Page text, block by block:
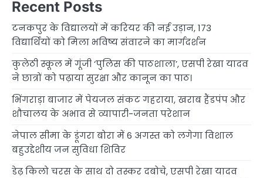
Recent Posts
टनकपुर के विद्यालयों में करियर की नई उड़ान, 173
विद्यार्थियों को मिला भविष्य संवारने का मार्गदर्शन
कुलेठी स्कूल में गूंजी ‘पुलिस की पाठशाला’, एसपी रेखा यादव
ने छात्रों को पढ़ाया सुरक्षा और कानून का पाठ।
भिंगराड़ा बाजार में पेयजल संकट गहराया, खराब हैंडपंप और
शौचालय के अभाव से व्यापारी-जनता परेशान
नेपाल सीमा के डूंगरा बोरा में 6 अगस्त को लगेगा विशाल
बहुउद्देशीय जन सुविधा शिविर
डेढ़ किलो चरस के साथ दो तस्कर दबोचे, एसपी रेखा यादव